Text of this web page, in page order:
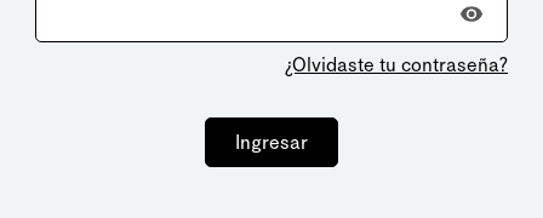
¿Olvidaste tu contraseña?
Ingresar